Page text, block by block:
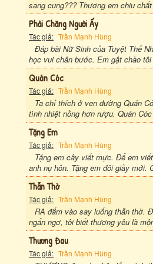
sang cung??? Thương em chiu
Phải Chăng Người Ấy
Tác giả: Trần Mạnh Hùng
Đáp bài Nữ Sinh của Tuyệt Thế
học vui chân bước. Em gật chào
Quán Cóc
Tác giả: Trần Mạnh Hùng
Ta chỉ thích ở ven đường Quán
tình nhiệt nồng hơn rượu. Quán
Tặng Em
Tác giả: Trần Mạnh Hùng
Tặng em cây viết mực. Để em
anh nụ hôn. Tặng em đôi giầy mới.
Thẫn Thờ
Tác giả: Trần Mạnh Hùng
RA đắm vào say luống thẫn thờ.
ngẩn ngơ, tôi biết thương yêu là
Thương Đau
Tác giả: Trần Mạnh Hùng